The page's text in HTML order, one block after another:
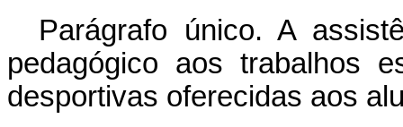
Parágrafo único. A
pedagógico aos trabalhos
desportivas oferecidas aos